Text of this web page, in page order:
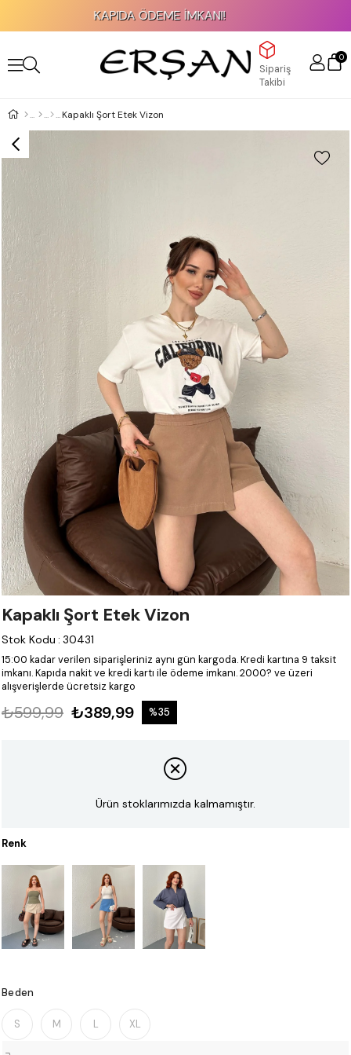
KAPIDA ÖDEME İMKANI!
Sipariş
Takibi
0
Kapaklı Şort Etek Vizon
Kapaklı Şort Etek Vizon
Stok Kodu : 30431
15:00 kadar verilen siparişleriniz aynı gün kargoda.Kredi kartına 9 taksit
imkanı.Kapıda nakit ve kredi kartı ile ödeme imkanı.2000? ve üzeri
alışverişlerde ücretsiz kargo
₺599,99 ₺389,99 %35
Ürün stoklarımızda kalmamıştır.
Renk
Beden
S M L XL